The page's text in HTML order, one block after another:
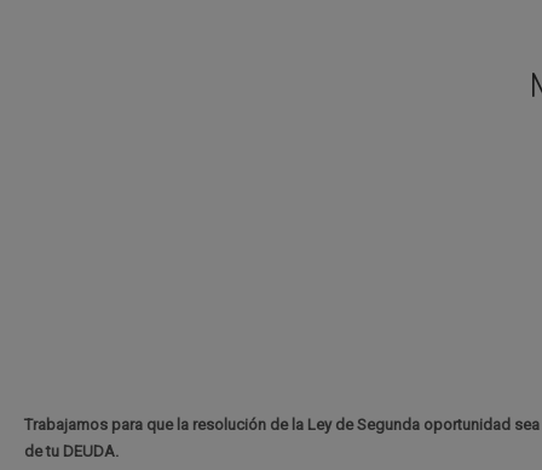
Trabajamos para que la resolución de la Ley de Segunda oportunidad sea
de tu DEUDA.